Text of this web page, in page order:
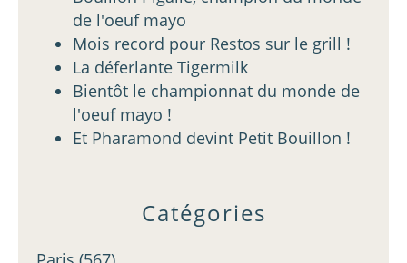
Catégories
de l'oeuf mayo
Mois record pour Restos sur le grill !
La déferlante Tigermilk
Bientôt le championnat du monde de
l'oeuf mayo !
Et Pharamond devint Petit Bouillon !